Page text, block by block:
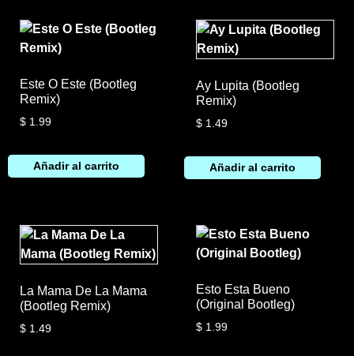
Este O Este (Bootleg
Remix)
$ 1.99
Añadir al carrito
Ay Lupita (Bootleg
Remix)
$1.49
Añadir al carrito
La Mama De La Mama
(Bootleg Remix)
$ 1.49
Esto Esta Bueno
(Original Bootleg)
$1.99